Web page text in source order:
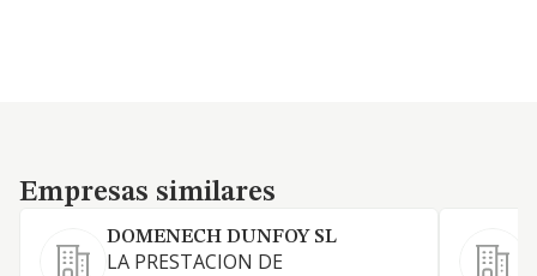
Empresas similares
Empresas similares
DOMENECH DUNFOY SL
LA PRESTACION DE